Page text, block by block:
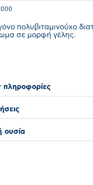
πολυβιταμινούχο
σε μορφή γέλης.
πληροφορίες
ουσία